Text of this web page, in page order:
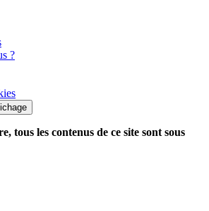
?
tous les contenus de ce site sont sous